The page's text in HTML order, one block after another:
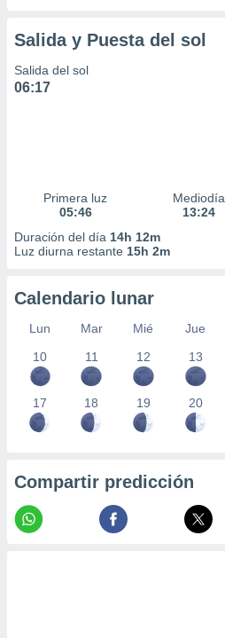
Salida y Puesta del sol
Salida del sol
06:17
Primera luz
05:46
Mediodía
13:24
Duración del día 14h 12m
Luz diurna restante 15h 2m
Calendario lunar
Lun Mar Mié Jue
10
11 12 13
17 18 19 20
Compartir predicción